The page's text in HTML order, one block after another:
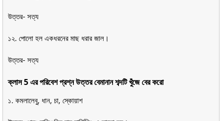
উত্তর- সত্য
১২. পোলো হল একধরনের মাছ ধরার জাল।
উত্তর- সত্য
ক্লাস 5 এর পরিবেশ প্রশ্ন উত্তর বেমানান শব্দটি খুঁজে বের করো
১. কমলালেবু, ধান, চা, স্কোয়াশ